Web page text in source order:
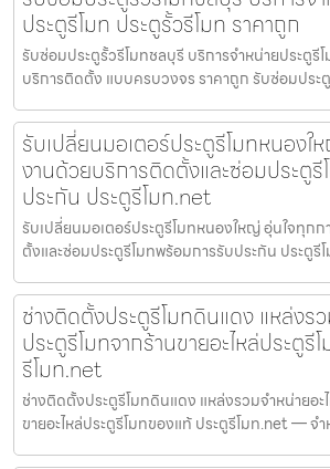
ประตูรีโมท ประตูรั้วรีโมท ราคาถูก
รับซ่อมประตูรั้วรีโมทชลบุรี บริการจำหน่ายประตูรีโ
บริการติดตั้ง แบบครบวงจร ราคาถูก รับซ่อมประ
รับเปลี่ยนมอเตอร์ประตูรีโมทหนองใ
งานด้วยบริการติดตั้งและซ่อมประตู
ประกัน ประตูรีโมท.net
รับเปลี่ยนมอเตอร์ประตูรีโมทหนองใหญ่ อุ่นใจทุก
ตั้งและซ่อมประตูรีโมทพร้อมการรับประกัน ประตูรี
ช่างติดตั้งประตูรีโมทดินแดง แหล่งรว
ประตูรีโมทจากร้านขายอะไหล่ประตูรี
รีโมท.net
ช่างติดตั้งประตูรีโมทดินแดง แหล่งรวมจำหน่ายอะ
ขายอะไหล่ประตูรีโมทของแท้ ประตูรีโมท.net — จ